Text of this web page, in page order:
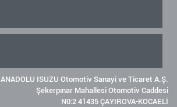
ANADOLU ISUZU Otomotiv Sanayi ve Ticaret A.Ş.
Şekerpınar Mahallesi Otomotiv Caddesi
N0:2 41435 ÇAYIROVA-KOCAELİ